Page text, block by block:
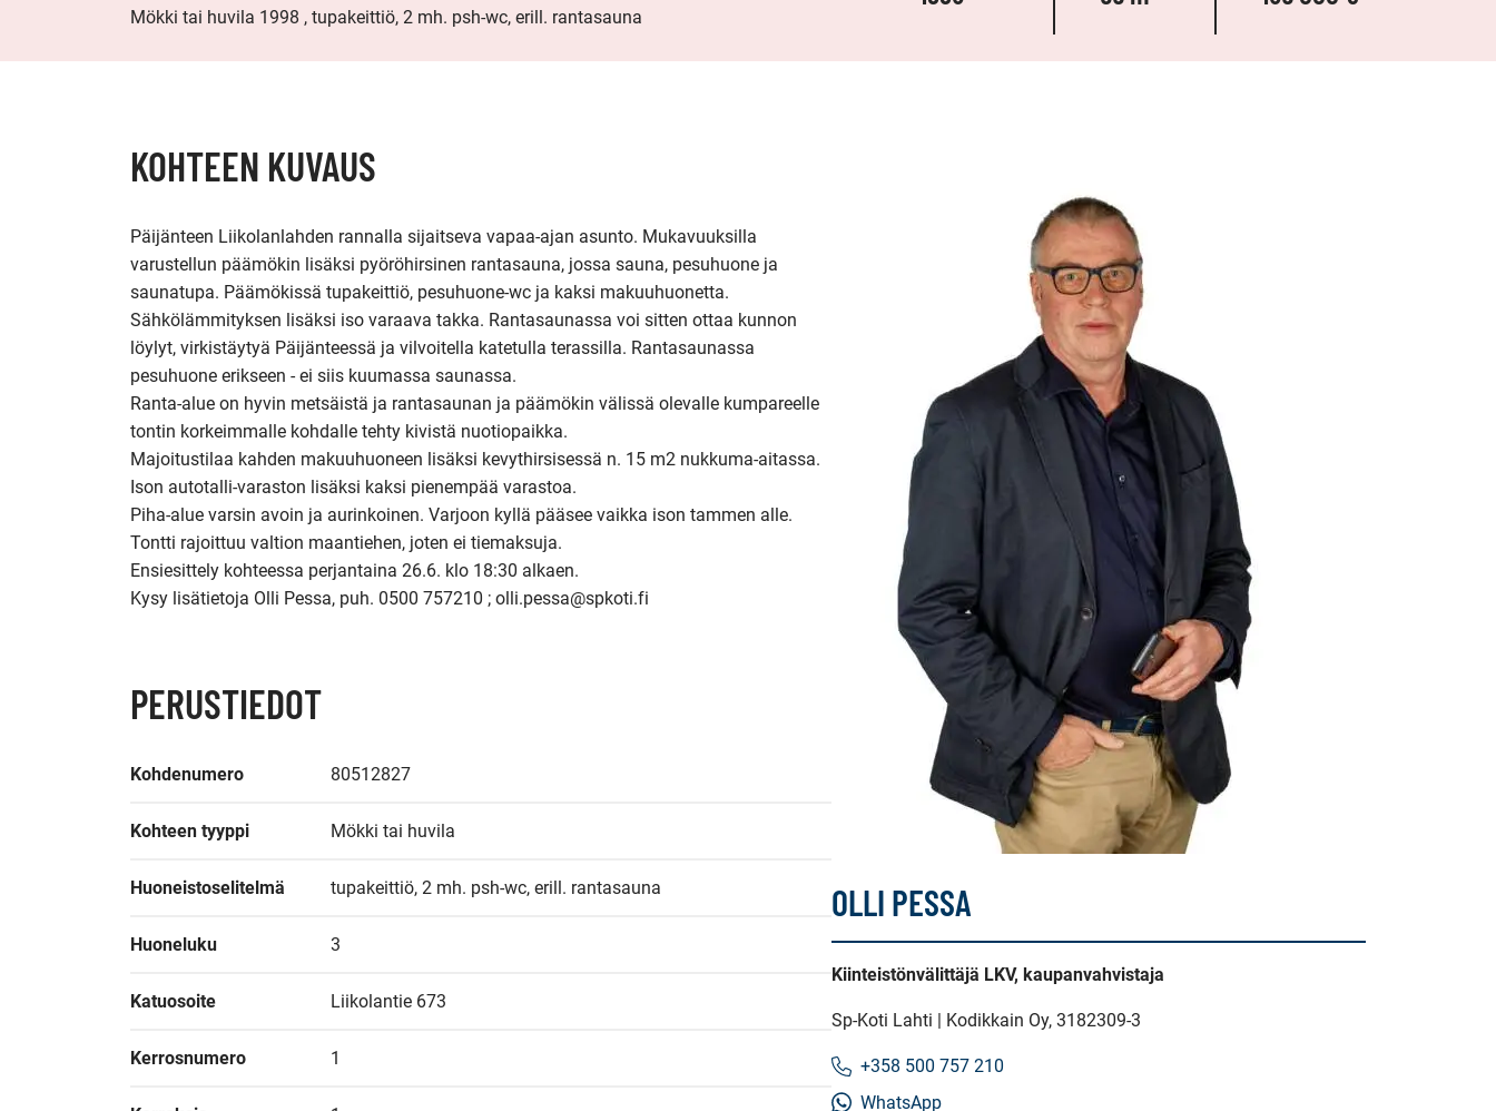
Mökki tai huvila 1998 , tupakeittiö, 2 mh. psh-wc, erill. rantasauna
KOHTEEN KUVAUS
Päijänteen Liikolanlahden rannalla sijaitseva vapaa-ajan asunto. Mukavuuksilla
varustellun päämökin lisäksi pyöröhirsinen rantasauna, jossa sauna, pesuhuone ja
saunatupa. Päämökissä tupakeittiö, pesuhuone-wc ja kaksi makuuhuonetta.
Sähkölämmityksen lisäksi iso varaava takka. Rantasaunassa voi sitten ottaa kunnon
löylyt, virkistäytyä Päijänteessä ja vilvoitella katetulla terassilla. Rantasaunassa
pesuhuone erikseen - ei siis kuumassa saunassa.
Ranta-alue on hyvin metsäistä ja rantasaunan ja päämökin välissä olevalle kumpareelle
tontin korkeimmalle kohdalle tehty kivistä nuotiopaikka.
Majoitustilaa kahden makuuhuoneen lisäksi kevythirsisessä n. 15 m2 nukkuma-aitassa.
Ison autotalli-varaston lisäksi kaksi pienempää varastoa.
Piha-alue varsin avoin ja aurinkoinen. Varjoon kyllä pääsee vaikka ison tammen alle.
Tontti rajoittuu valtion maantiehen, joten ei tiemaksuja.
Ensiesittely kohteessa perjantaina 26.6. klo 18:30 alkaen.
Kysy lisätietoja Olli Pessa, puh. 0500 757210 ; olli.pessa@spkoti.fi
PERUSTIEDOT
Kohdenumero 80512827
Kohteen tyyppi Mökki tai huvila
Huoneistoselitelmä tupakeittiö, 2 mh. psh-wc, erill. rantasauna
Huoneluku 3
Katuosoite Liikolantie 673
Kerrosnumero 1
OLLI PESSA
Kiinteistönvälittäjä LKV, kaupanvahvistaja
Sp-Koti Lahti | Kodikkain Oy, 3182309-3
+358 500 757 210
WhatsApp